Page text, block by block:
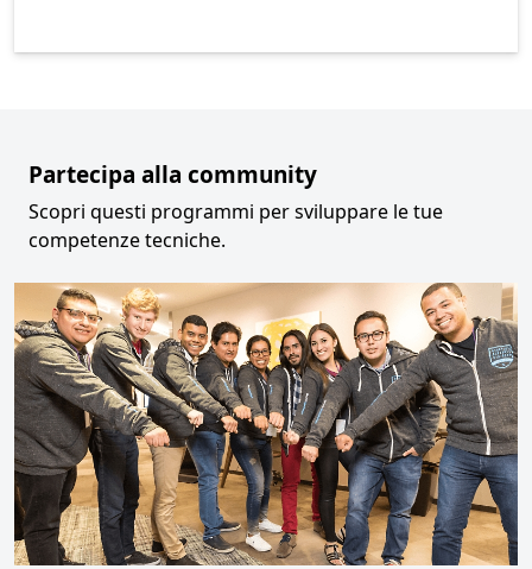
Partecipa alla community
Scopri questi programmi per sviluppare le tue
competenze tecniche.